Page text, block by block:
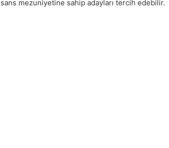
mezuniyetine sahip adayları tercih edebilir.